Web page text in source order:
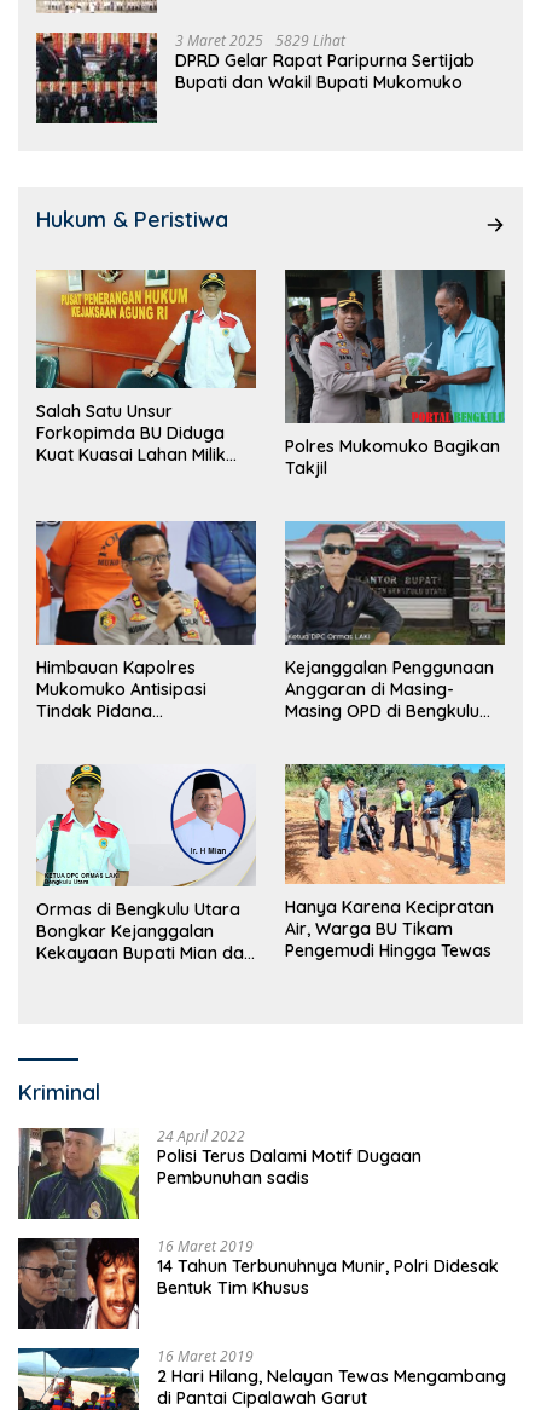
3 Maret 2025 5829 Lihat
DPRD Gelar Rapat Paripurna Sertijab
Bupati dan Wakil Bupati Mukomuko
Hukum & Peristiwa
Salah Satu Unsur
Forkopimda BU Diduga
Kuat Kuasai Lahan Milik
Polres Mukomuko Bagikan
Takjil
Himbauan Kapolres
Mukomuko Antisipasi
Tindak Pidana
Kejanggalan Penggunaan
Anggaran di Masing-
Masing OPD di Bengkulu
Ormas di Bengkulu Utara
Bongkar Kejanggalan
Kekayaan Bupati Mian dan
Hanya Karena Kecipratan
Air, Warga BU Tikam
Pengemudi Hingga Tewas
Kriminal
24 April 2022
Polisi Terus Dalami Motif Dugaan
Pembunuhan sadis
16 Maret 2019
14 Tahun Terbunuhnya Munir, Polri Didesak
Bentuk Tim Khusus
16 Maret 2019
2 Hari Hilang, Nelayan Tewas Mengambang
di Pantai Cipalawah Garut